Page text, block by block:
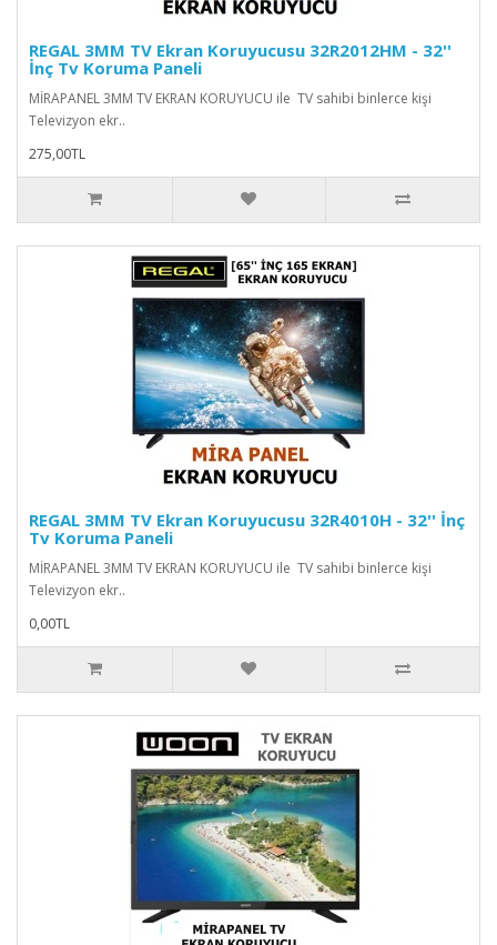
REGAL 3MM TV Ekran Koruyucusu 32R2012HM - 32''
İnç Tv Koruma Paneli
MİRAPANEL 3MM TV EKRAN KORUYUCU ile TV sahibi binlerce kişi
Televizyon ekr..
275,00TL
REGAL 3MM TV Ekran Koruyucusu 32R4010H - 32'' İnç
Tv Koruma Paneli
MİRAPANEL 3MM TV EKRAN KORUYUCU ile TV sahibi binlerce kişi
Televizyon ekr..
0,00TL